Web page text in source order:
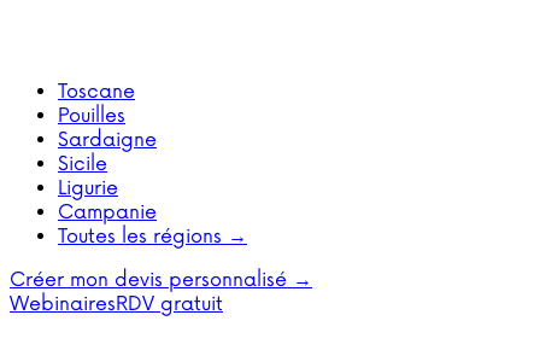
Toscane
Pouilles
Sardaigne
Sicile
Ligurie
Campanie
Toutes les régions →
Créer mon devis personnalisé →
WebinairesRDV gratuit